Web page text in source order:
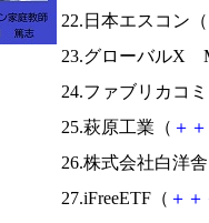
22.日本エスコン（
23.グローバルX
24.ファブリカコ
25.萩原工業（ ＋ ＋
26.株式会社白洋
27.iFreeETF（ ＋ ＋